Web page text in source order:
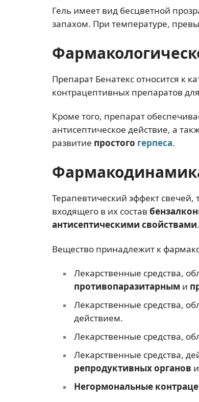
Гель имеет вид бесцветной
запахом. При температуре,
Препарат Бенатекс относится к
контрацептивных препаратов
Кроме того, препарат
антисептическое действие, а
развитие простого герпеса.
Терапевтический эффект свечей,
входящего в их состав
антисептическими свойствами.
Вещество принадлежит к
Лекарственные средства,
противопаразитарным и
Лекарственные средства,
действием.
Лекарственные средства,
Лекарственные средства,
репродуктивных органов и
Негормональные